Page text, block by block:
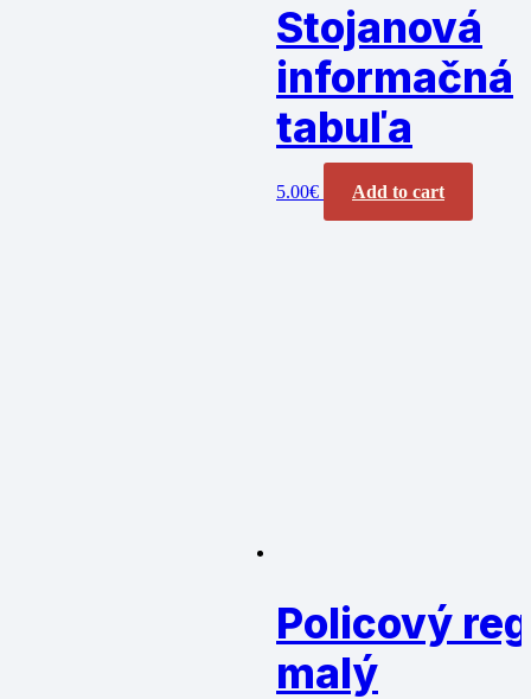
Stojanová
informačná
tabuľa
5.00€ Add to cart
Policový
malý